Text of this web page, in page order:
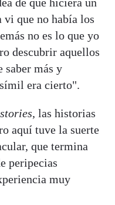
vi que no había los
no es lo que yo
descubrir aquellos
saber más y
era cierto".
, las historias
aquí tuve la suerte
que termina
peripecias
muy